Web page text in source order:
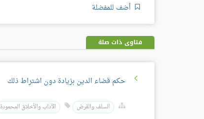
أضف للمفضلة
فتاوى ذات صلة
حكم قضاء الدين بزيادة دون اشتراط ذلك
السلف والقرض الآداب والأخلاق المحمودة